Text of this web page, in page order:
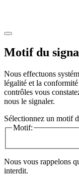
Motif du
Nous effectuons
légalité et la
contrôles vous
nous le signaler.
Sélectionnez un motif
Motif:
Nous vous rappelons
interdit.